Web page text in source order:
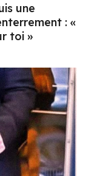
une
: «
toi »